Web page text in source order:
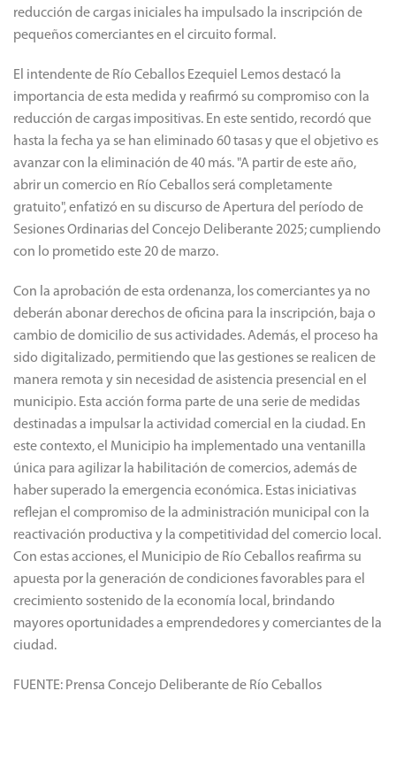
reducción de cargas iniciales ha impulsado la inscripción de
pequeños comerciantes en el circuito formal.
El intendente de Río Ceballos Ezequiel Lemos destacó la
importancia de esta medida y reafirmó su compromiso con la
reducción de cargas impositivas. En este sentido, recordó que
hasta la fecha ya se han eliminado 60 tasas y que el objetivo es
avanzar con la eliminación de 40 más. "A partir de este año,
abrir un comercio en Río Ceballos será completamente
gratuito", enfatizó en su discurso de Apertura del período de
Sesiones Ordinarias del Concejo Deliberante 2025; cumpliendo
con lo prometido este 20 de marzo.
Con la aprobación de esta ordenanza, los comerciantes ya no
deberán abonar derechos de oficina para la inscripción, baja o
cambio de domicilio de sus actividades. Además, el proceso ha
sido digitalizado, permitiendo que las gestiones se realicen de
manera remota y sin necesidad de asistencia presencial en el
municipio. Esta acción forma parte de una serie de medidas
destinadas a impulsar la actividad comercial en la ciudad. En
este contexto, el Municipio ha implementado una ventanilla
única para agilizar la habilitación de comercios, además de
haber superado la emergencia económica. Estas iniciativas
reflejan el compromiso de la administración municipal con la
reactivación productiva y la competitividad del comercio local.
Con estas acciones, el Municipio de Río Ceballos reafirma su
apuesta por la generación de condiciones favorables para el
crecimiento sostenido de la economía local, brindando
mayores oportunidades a emprendedores y comerciantes de la
ciudad.
FUENTE: Prensa Concejo Deliberante de Río Ceballos